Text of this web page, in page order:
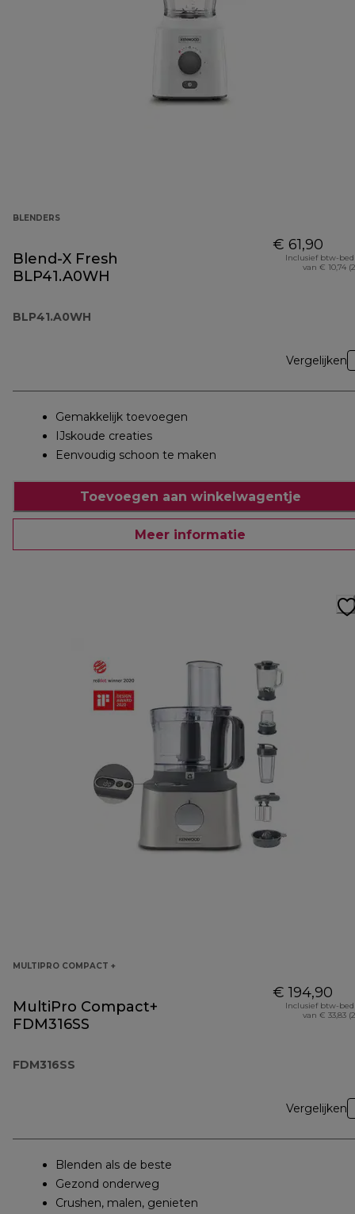
BLENDERS
Blend-X Fresh
BLP41.A0WH
BLP41.A0WH
€ 61,90
Inclusief btw-
van € 10,74
Vergelijken
Gemakkelijk toevoegen
IJskoude creaties
Eenvoudig schoon te maken
Toevoegen aan winkelwagentje
Meer informatie
MULTIPRO COMPACT +
MultiPro Compact+
FDM316SS
FDM316SS
€ 194,90
Inclusief btw-
van € 33,83
Vergelijken
Blenden als de beste
Gezond onderweg
Crushen, malen, genieten